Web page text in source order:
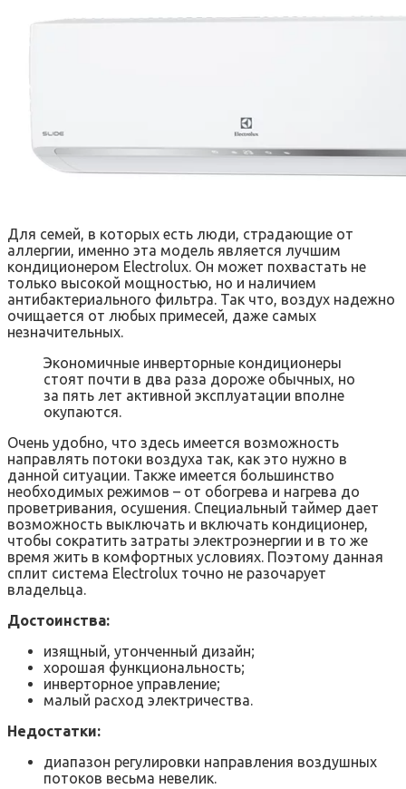
Для семей, в которых есть люди, страдающие от
аллергии, именно эта модель является лучшим
кондиционером Electrolux. Он может похвастать не
только высокой мощностью, но и наличием
антибактериального фильтра. Так что, воздух надежно
очищается от любых примесей, даже самых
незначительных.
Экономичные инверторные кондиционеры
стоят почти в два раза дороже обычных, но
за пять лет активной эксплуатации вполне
окупаются.
Очень удобно, что здесь имеется возможность
направлять потоки воздуха так, как это нужно в
данной ситуации. Также имеется большинство
необходимых режимов – от обогрева и нагрева до
проветривания, осушения. Специальный таймер дает
возможность выключать и включать кондиционер,
чтобы сократить затраты электроэнергии и в то же
время жить в комфортных условиях. Поэтому данная
сплит система Electrolux точно не разочарует
владельца.
Достоинства:
изящный, утонченный дизайн;
хорошая функциональность;
инверторное управление;
малый расход электричества.
Недостатки:
диапазон регулировки направления воздушных
потоков весьма невелик.